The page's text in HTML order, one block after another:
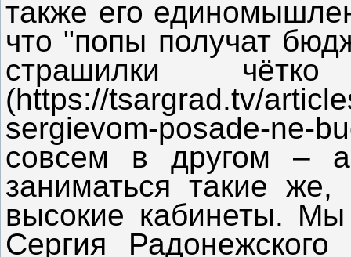
также его
что "попы получат
страшилки
(https://tsargrad.tv/
sergievom-posade-ne-
совсем в другом – а
заниматься такие
высокие кабинеты.
Сергия